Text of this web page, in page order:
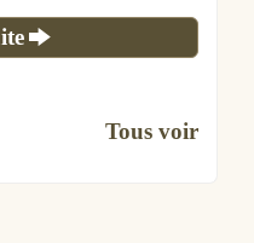
Tous voir